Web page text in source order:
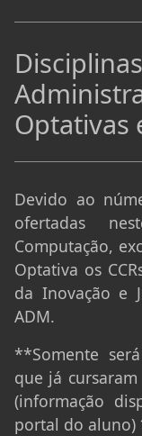
Optativas
Devido ao
ofertadas
Computação,
Optativa os
da Inovação e
ADM.
**Somente
que já cursaram
(informação
portal do